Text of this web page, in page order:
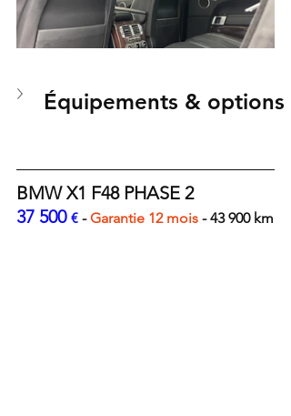
Équipements & options
BMW X1 F48 PHASE 2
37 500 € - Garantie 12 mois - 43 900 km